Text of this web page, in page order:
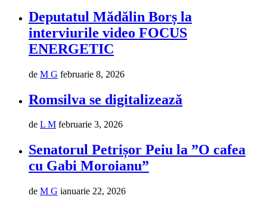
Deputatul Mădălin Borș la
interviurile video FOCUS
ENERGETIC
de M G februarie 8, 2026
Romsilva se digitalizează
de L M februarie 3, 2026
Senatorul Petrișor Peiu la ”O cafea
cu Gabi Moroianu”
de M G ianuarie 22, 2026